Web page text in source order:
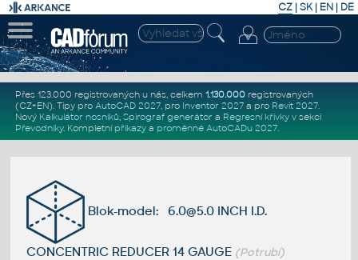
CZ | SK| EN | DE
Přes 123.000 registrovaných u nás, celkem 1.130.000registrovaných
(CZ+EN). Tipy pro AutoCAD 2027, pro Inventor 2027a pro Revit 2027.
Nový Kalkulátor nosníků, Spirograf generátor a Regresní křivkyv sekci
Převodníky. Kompletní příkazya proměnné AutoCADu 2027.
Blok-model: 6.0@5.0 INCH I.D.
CONCENTRIC REDUCER 14 GAUGE (Potrubí)